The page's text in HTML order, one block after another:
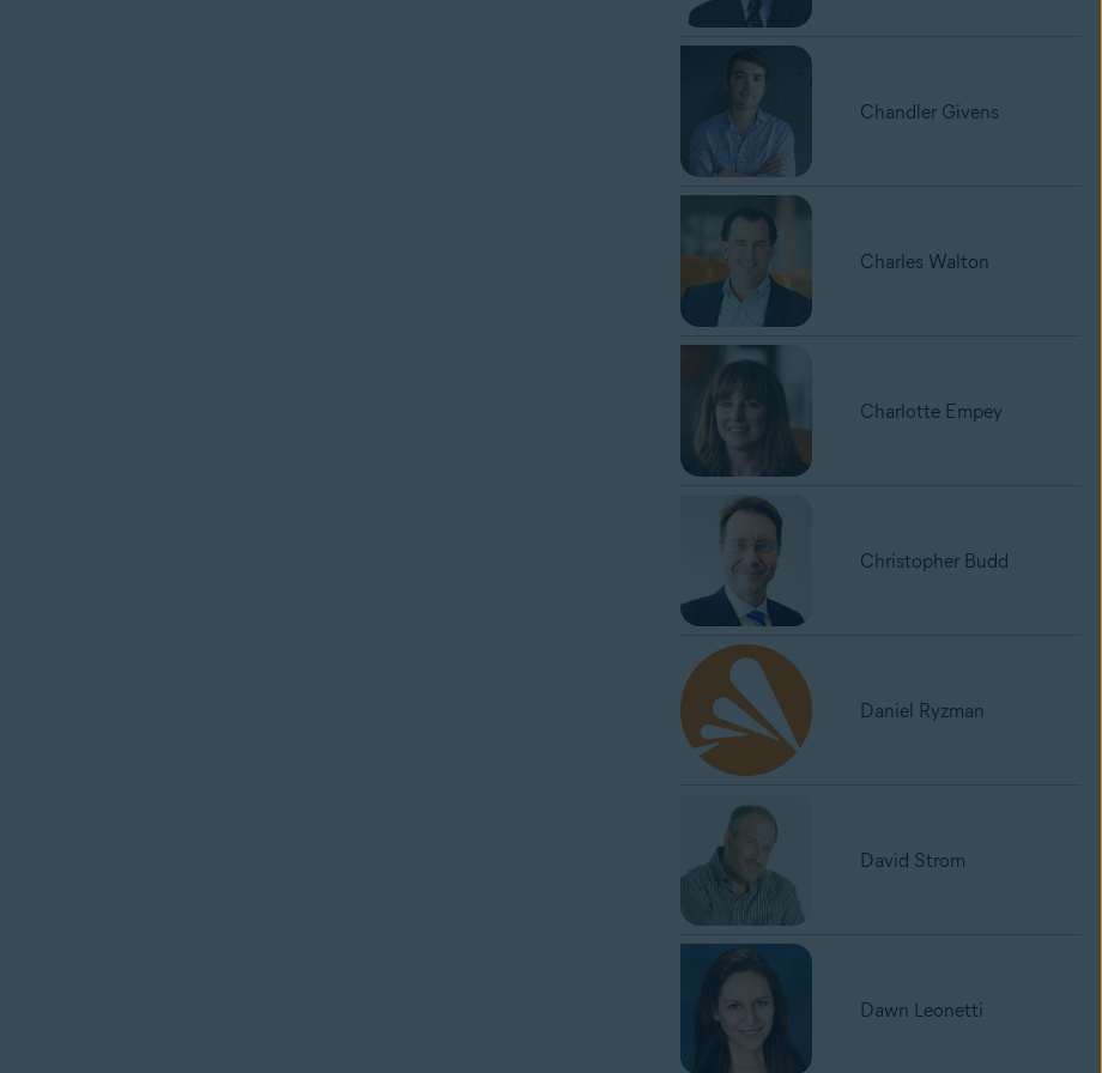
Chandler Givens
Charles Walton
Charlotte Empey
Christopher Budd
Daniel Ryzman
David Strom
Dawn Leonetti